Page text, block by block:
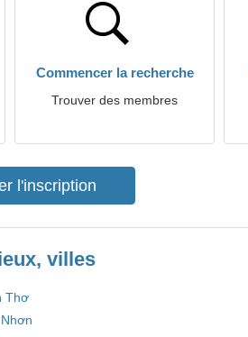
Commencer la recherche
Trouver des membres
l'inscription
villes
Thơ